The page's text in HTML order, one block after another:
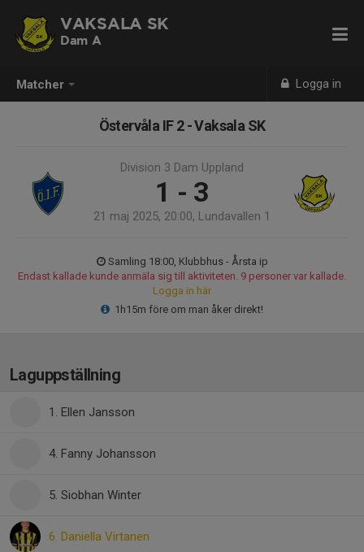
Matcher Logga in
VAKSALA SK
Dam A
Östervåla IF 2 - Vaksala SK
Division 3 Dam Uppland
1 - 3
21 maj 2025, 20:00, Lundavallen 1
Samling 18:00, Klubbhus - Årsta ip
Endast kallade kunde anmäla sig till aktiviteten. 9 personer var kallade.
Logga in här
1h15m före om man åker direkt!
Laguppställning
1. Ellen Jansson
4. Fanny Johansson
5. Siobhan Winter
6. Daniella Virtanen